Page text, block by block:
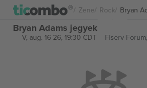
Zene Rock Bryan
Bryan Adams jegyek
V, aug. 16 26, 19:30 CDT Fiserv Forum,